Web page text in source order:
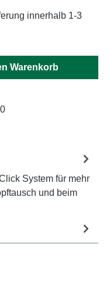
innerhalb 1-3
Warenkorb
System für mehr
und beim